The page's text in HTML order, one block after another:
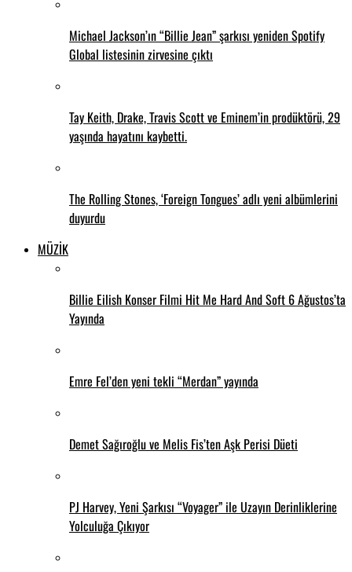
Michael Jackson’ın “Billie Jean” şarkısı yeniden Spotify
Global listesinin zirvesine çıktı
Tay Keith, Drake, Travis Scott ve Eminem’in prodüktörü, 29
yaşında hayatını kaybetti.
The Rolling Stones, ‘Foreign Tongues’ adlı yeni albümlerini
duyurdu
MÜZİK
Billie Eilish Konser Filmi Hit Me Hard And Soft 6 Ağustos’ta
Yayında
Emre Fel’den yeni tekli “Merdan” yayında
Demet Sağıroğlu ve Melis Fis’ten Aşk Perisi Düeti
PJ Harvey, Yeni Şarkısı “Voyager” ile Uzayın Derinliklerine
Yolculuğa Çıkıyor